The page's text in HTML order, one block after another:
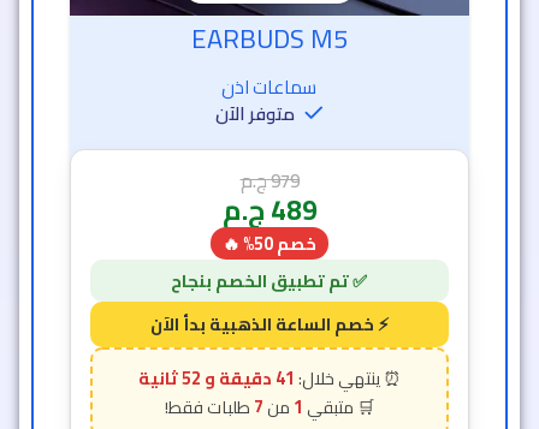
EARBUDS M5
سماعات اذن
متوفر الآن
979ج.م
489ج.م
خصم 50% 🔥
41 دقيقة و 50 ثانية
1
7